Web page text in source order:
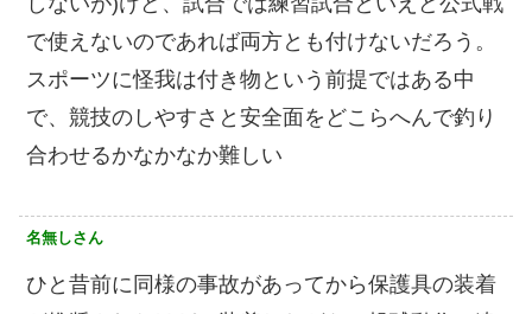
で使えないのであれば両方とも付けないだろう。
スポーツに怪我は付き物という前提ではある中
で、競技のしやすさと安全面をどこらへんで釣り
合わせるかなかなか難しい
名無しさん
ひと昔前に同様の事故があってから保護具の装着